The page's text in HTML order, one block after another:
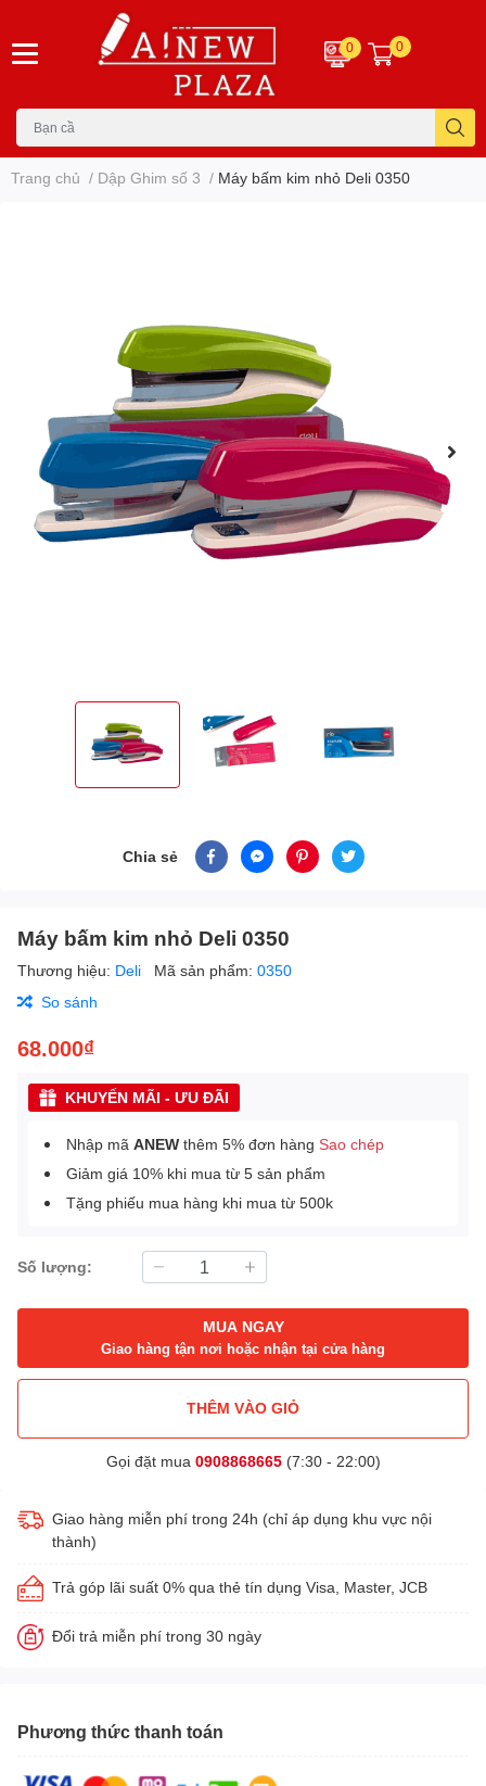
0 0
Trang chủ / Dập Ghim số 3 / Máy bấm kim nhỏ Deli 0350
Chia sẻ
Máy bấm kim nhỏ Deli 0350
Thương hiệu: Deli Mã sản phẩm: 0350
So sánh
68.000₫
KHUYẾN MÃI - ƯU ĐÃI
Nhập mã ANEW thêm 5% đơn hàng Sao chép
Giảm giá 10% khi mua từ 5 sản phẩm
Tặng phiếu mua hàng khi mua từ 500k
Số lượng:
MUA NGAY
Giao hàng tận nơi hoặc nhận tại cửa hàng
THÊM VÀO GIỎ
Gọi đặt mua 0908868665(7:30 - 22:00)
Giao hàng miễn phí trong 24h (chỉ áp dụng khu vực nội
thành)
Trả góp lãi suất 0% qua thẻ tín dụng Visa, Master, JCB
Đổi trả miễn phí trong 30 ngày
Phương thức thanh toán